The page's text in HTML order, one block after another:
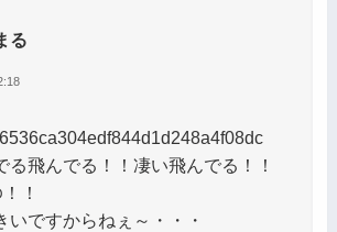
る
る飛んでる！！凄い飛んでる！！
！
いですからねぇ～・・・